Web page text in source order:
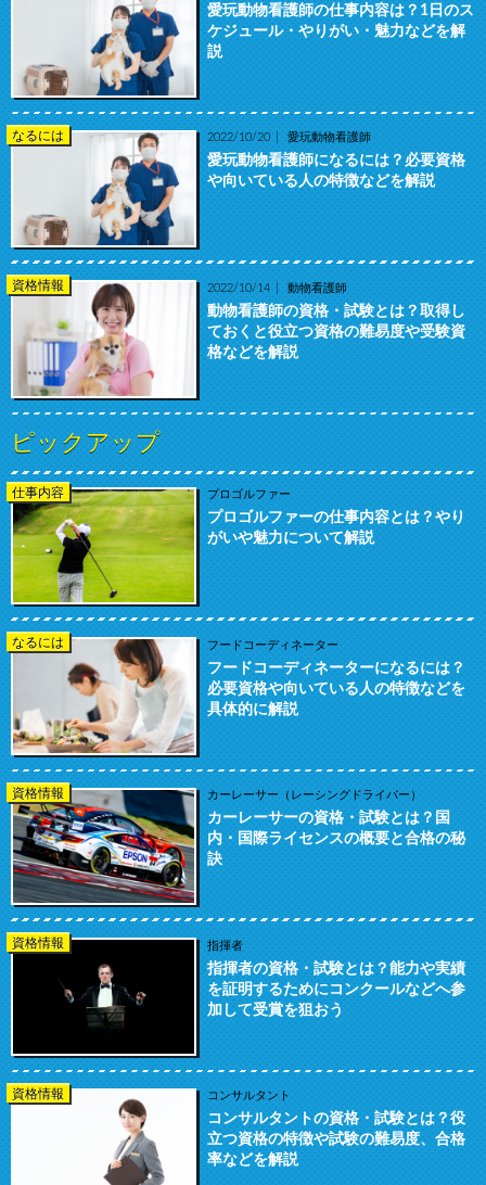
愛玩動物看護師の仕事内容は？1日のス
ケジュール・やりがい・魅力などを解
説
なるには 2022/10/20 愛玩動物看護師
愛玩動物看護師になるには？必要資格
や向いている人の特徴などを解説
資格情報 2022/10/14 動物看護師
動物看護師の資格・試験とは？取得し
ておくと役立つ資格の難易度や受験資
格などを解説
ピックアップ
仕事内容 プロゴルファー
プロゴルファーの仕事内容とは？やり
がいや魅力について解説
なるには フードコーディネーター
フードコーディネーターになるには？
必要資格や向いている人の特徴などを
具体的に解説
資格情報 カーレーサー（レーシングドライバー）
カーレーサーの資格・試験とは？国
内・国際ライセンスの概要と合格の秘
訣
資格情報 指揮者
指揮者の資格・試験とは？能力や実績
を証明するためにコンクールなどへ参
加して受賞を狙おう
資格情報 コンサルタント
コンサルタントの資格・試験とは？役
立つ資格の特徴や試験の難易度、合格
率などを解説